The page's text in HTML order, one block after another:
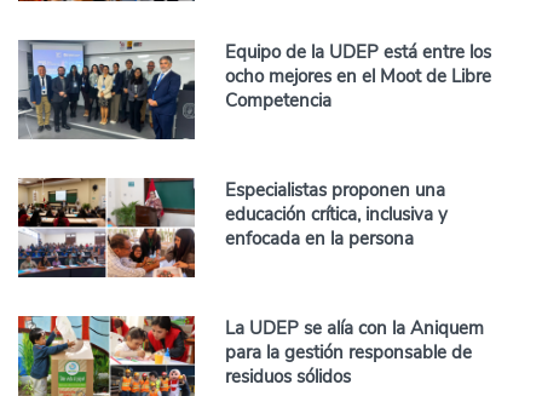
Equipo de la UDEP está entre los
ocho mejores en el Moot de Libre
Competencia
Especialistas proponen una
educación crítica, inclusiva y
enfocada en la persona
La UDEP se alía con la Aniquem
para la gestión responsable de
residuos sólidos